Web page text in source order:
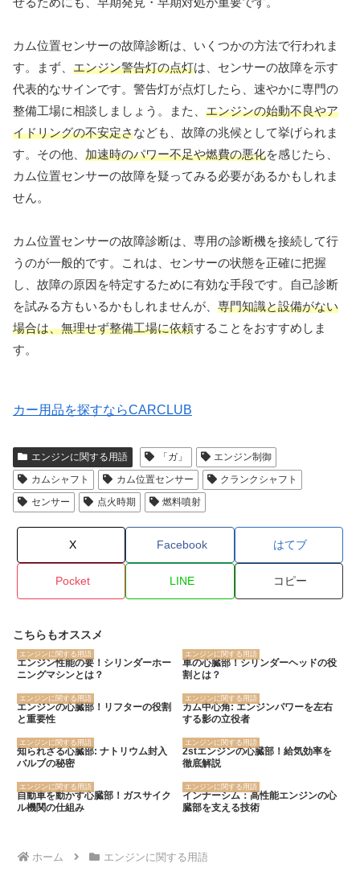
カム位置センサーの故障診断は、いくつかの方法で行われま
す。まず、 エンジン警告灯の点灯は、センサーの故障を示す
代表的なサインです。警告灯が点灯したら、速やかに専門の
整備工場に相談しましょう。また、 エンジンの始動不良やア
イドリングの不安定さなども、故障の兆候として挙げられま
す。その他、 加速時のパワー不足や燃費の悪化を感じたら、
カム位置センサーの故障を疑ってみる必要があるかもしれま
せん。
カム位置センサーの故障診断は、専用の診断機を接続して行
うのが一般的です。これは、センサーの状態を正確に把握
し、故障の原因を特定するために有効な手段です。自己診断
を試みる方もいるかもしれませんが、 専門知識と設備がない
場合は、無理せず整備工場に依頼することをおすすめしま
す。
カー用品を探すならCARCLUB
エンジンに関する用語 「ガ」
エンジン制御
カムシャフト
カム位置センサー
クランクシャフト
センサー
点火時期 燃料噴射
X Facebook はてブ
Pocket LINE コピー
こちらもオススメ
エンジンに関する用語
エンジン性能の要！シリンダーホー
ニングマシンとは？
エンジンに関する用語
車の心臓部！シリンダーヘッドの役
割とは？
エンジンに関する用語
エンジンの心臓部！リフターの役割
と重要性
エンジンに関する用語
カム中心角: エンジンパワーを左右
する影の立役者
エンジンに関する用語
知られざる心臓部: ナトリウム封入
バルブの秘密
エンジンに関する用語
2stエンジンの心臓部！給気効率を
徹底解説
エンジンに関する用語
自動車を動かす心臓部！ガスサイク
ル機関の仕組み
エンジンに関する用語
インナーシム：高性能エンジンの心
臓部を支える技術
ホーム エンジンに関する用語